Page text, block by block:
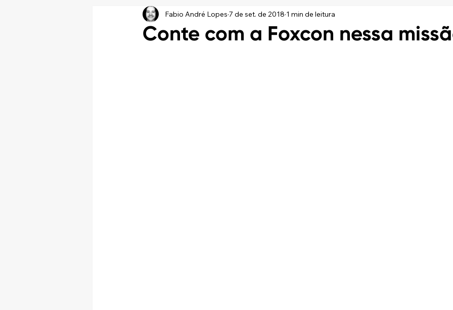
Conte com a Foxcon nessa
Fabio André Lopes 7 de set. de 2018 1 min de leitura